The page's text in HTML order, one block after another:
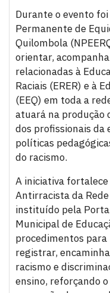
Durante o evento
Permanente de
Quilombola
orientar,
relacionadas à
Raciais (ERER) e à
(EEQ) em toda a
atuará na produção
dos profissionais da
políticas
do racismo.
A iniciativa
Antirracista da
instituído pela
Municipal de
procedimentos
registrar,
racismo e
ensino, reforçando